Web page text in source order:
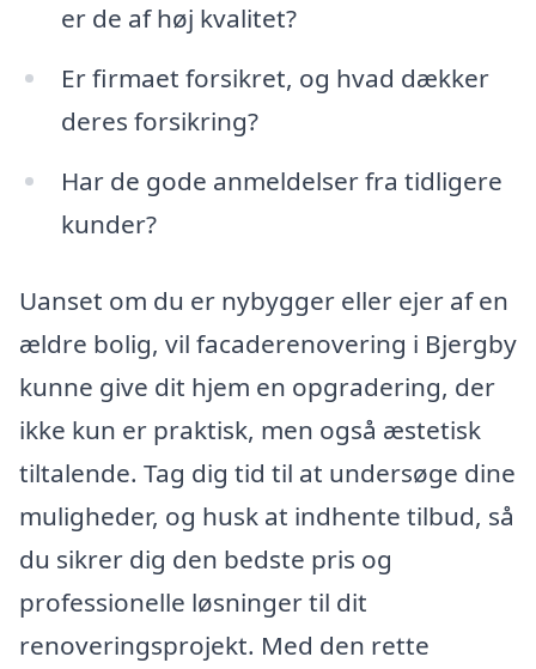
er de af høj kvalitet?
Er firmaet forsikret, og hvad dækker
deres forsikring?
Har de gode anmeldelser fra tidligere
kunder?
Uanset om du er nybygger eller ejer af en
ældre bolig, vil facaderenovering i Bjergby
kunne give dit hjem en opgradering, der
ikke kun er praktisk, men også æstetisk
tiltalende. Tag dig tid til at undersøge dine
muligheder, og husk at indhente tilbud, så
du sikrer dig den bedste pris og
professionelle løsninger til dit
renoveringsprojekt. Med den rette